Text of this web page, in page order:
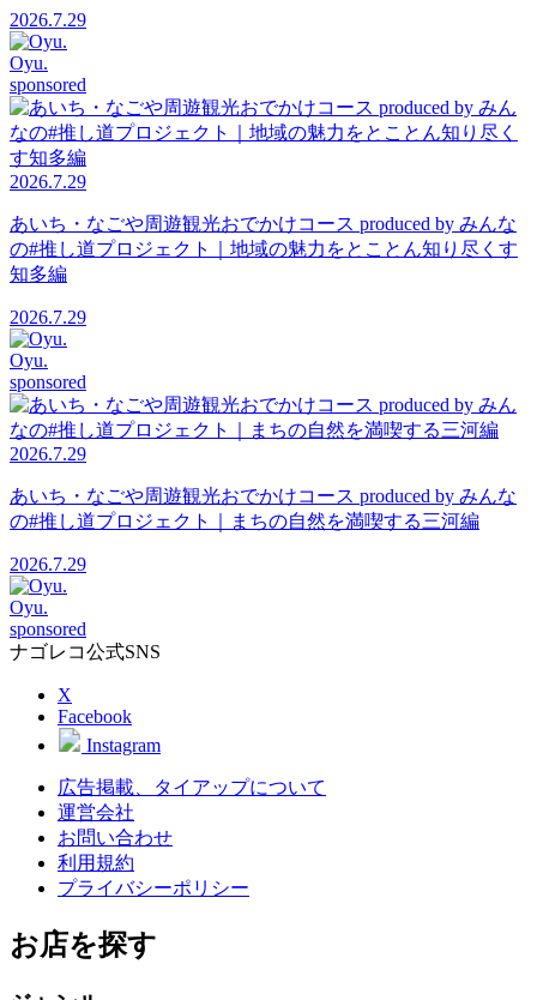
2026.7.29
Oyu.
sponsored
2026.7.29
あいち・なごや周遊観光おでかけコース produced by みんな
の#推し道プロジェクト｜地域の魅力をとことん知り尽くす
知多編
2026.7.29
Oyu.
sponsored
2026.7.29
あいち・なごや周遊観光おでかけコース produced by みんな
の#推し道プロジェクト｜まちの自然を満喫する三河編
2026.7.29
Oyu.
sponsored
ナゴレコ公式SNS
X
Facebook
Instagram
広告掲載、タイアップについて
運営会社
お問い合わせ
利用規約
プライバシーポリシー
お店を探す